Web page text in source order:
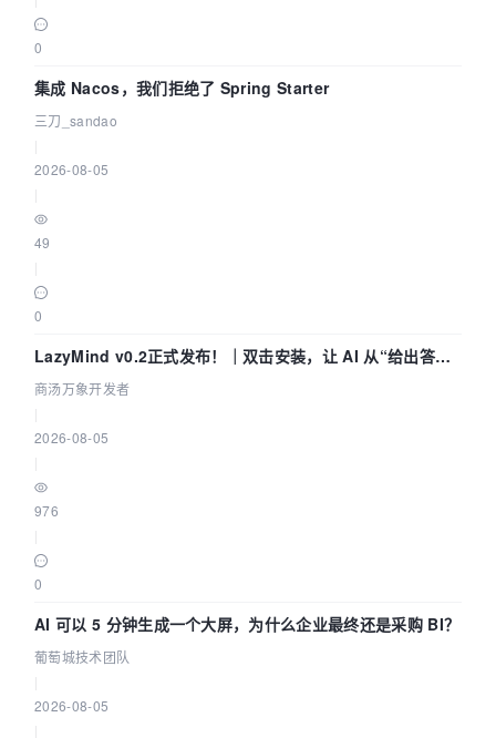
0
集成 Nacos，我们拒绝了 Spring Starter
三刀_sandao
2026-08-05
49
0
LazyMind v0.2正式发布！｜双击安装，让 AI 从“给出答案”
走到“完成交付”
商汤万象开发者
2026-08-05
976
0
AI 可以 5 分钟生成一个大屏，为什么企业最终还是采购 BI？
葡萄城技术团队
2026-08-05